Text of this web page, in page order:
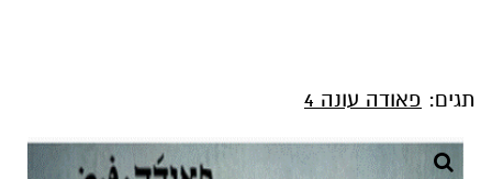
תגים: פאודה עונה 4